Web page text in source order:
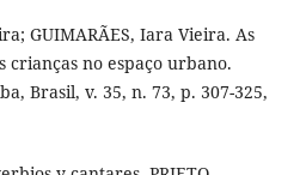
GUIMARÃES, Iara Vieira. As
crianças no espaço urbano.
Brasil, v. 35, n. 73, p. 307-325,